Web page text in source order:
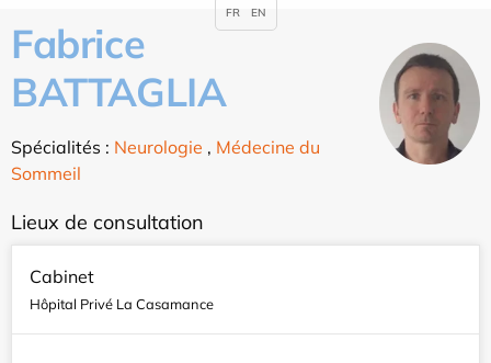
Fabrice
BATTAGLIA
Spécialités : Neurologie , Médecine du
Sommeil
Lieux de consultation
Cabinet
Hôpital Privé La Casamance
FR EN